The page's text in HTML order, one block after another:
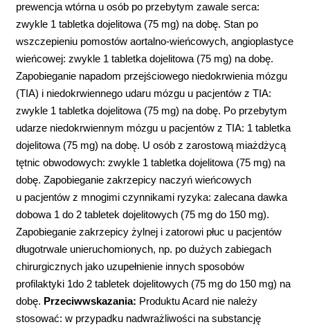
prewencja wtórna u osób po przebytym zawale serca:
zwykle 1 tabletka dojelitowa (75 mg) na dobę. Stan po
wszczepieniu pomostów aortalno-wieńcowych, angioplastyce
wieńcowej: zwykle 1 tabletka dojelitowa (75 mg) na dobę.
Zapobieganie napadom przejściowego niedokrwienia mózgu
(TIA) i niedokrwiennego udaru mózgu u pacjentów z TIA:
zwykle 1 tabletka dojelitowa (75 mg) na dobę. Po przebytym
udarze niedokrwiennym mózgu u pacjentów z TIA: 1 tabletka
dojelitowa (75 mg) na dobę. U osób z zarostową miażdżycą
tętnic obwodowych: zwykle 1 tabletka dojelitowa (75 mg) na
dobę. Zapobieganie zakrzepicy naczyń wieńcowych
u pacjentów z mnogimi czynnikami ryzyka: zalecana dawka
dobowa 1 do 2 tabletek dojelitowych (75 mg do 150 mg).
Zapobieganie zakrzepicy żylnej i zatorowi płuc u pacjentów
długotrwale unieruchomionych, np. po dużych zabiegach
chirurgicznych jako uzupełnienie innych sposobów
profilaktyki 1do 2 tabletek dojelitowych (75 mg do 150 mg) na
dobę. Przeciwwskazania: Produktu Acard nie należy
stosować: w przypadku nadwrażliwości na substancję